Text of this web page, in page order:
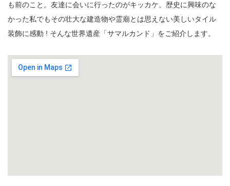
も前のこと。友達に会いに行ったのがキッカケ。歴史に興味のな
かった私でもその壮大な建造物や霊廟とは思えない美しいタイル
装飾に感動 ! そんな世界遺産「サマルカンド」をご紹介します。